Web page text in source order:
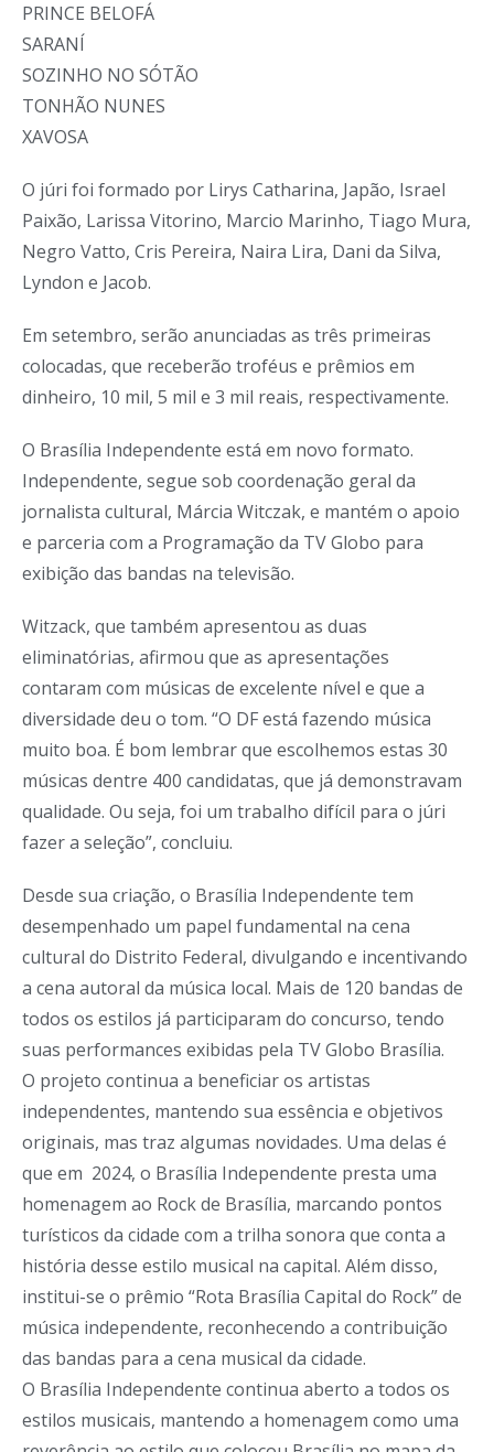
PRINCE BELOFÁ
SARANÍ
SOZINHO NO SÓTÃO
TONHÃO NUNES
XAVOSA
O júri foi formado por Lirys Catharina, Japão, Israel
Paixão, Larissa Vitorino, Marcio Marinho, Tiago Mura,
Negro Vatto, Cris Pereira, Naira Lira, Dani da Silva,
Lyndon e Jacob.
Em setembro, serão anunciadas as três primeiras
colocadas, que receberão troféus e prêmios em
dinheiro, 10 mil, 5 mil e 3 mil reais, respectivamente.
O Brasília Independente está em novo formato.
Independente, segue sob coordenação geral da
jornalista cultural, Márcia Witczak, e mantém o apoio
e parceria com a Programação da TV Globo para
exibição das bandas na televisão.
Witzack, que também apresentou as duas
eliminatórias, afirmou que as apresentações
contaram com músicas de excelente nível e que a
diversidade deu o tom. “O DF está fazendo música
muito boa. É bom lembrar que escolhemos estas 30
músicas dentre 400 candidatas, que já demonstravam
qualidade. Ou seja, foi um trabalho difícil para o júri
fazer a seleção”, concluiu.
Desde sua criação, o Brasília Independente tem
desempenhado um papel fundamental na cena
cultural do Distrito Federal, divulgando e incentivando
a cena autoral da música local. Mais de 120 bandas de
todos os estilos já participaram do concurso, tendo
suas performances exibidas pela TV Globo Brasília.
O projeto continua a beneficiar os artistas
independentes, mantendo sua essência e objetivos
originais, mas traz algumas novidades. Uma delas é
que em 2024, o Brasília Independente presta uma
homenagem ao Rock de Brasília, marcando pontos
turísticos da cidade com a trilha sonora que conta a
história desse estilo musical na capital. Além disso,
institui-se o prêmio “Rota Brasília Capital do Rock” de
música independente, reconhecendo a contribuição
das bandas para a cena musical da cidade.
O Brasília Independente continua aberto a todos os
estilos musicais, mantendo a homenagem como uma